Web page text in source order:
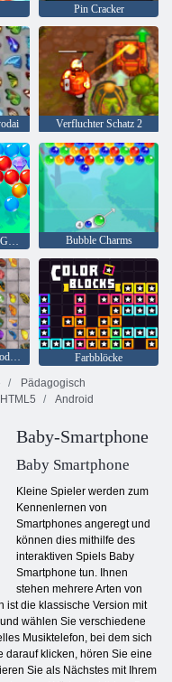
Pin Cracker
Verfluchter Schatz 2
Bubble Gemes - 3 Gewinnt Bubble Charms
Schmetterlings Kyodai HD
Farbblöcke
Pädagogisch
HTML5 Android
Baby-Smartphone
Baby Smartphone
Kleine Spieler werden zum
Kennenlernen von
Smartphones angeregt und
können dies mithilfe des
interaktiven Spiels Baby
Smartphone tun. Ihnen
stehen mehrere Arten von
ist die klassische Version mit
wählen Sie verschiedene
Musiktelefon, bei dem sich
darauf klicken, hören Sie eine
Sie als Nächstes mit Ihrem